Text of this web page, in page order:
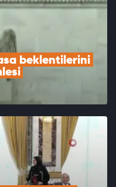
beklentilerini